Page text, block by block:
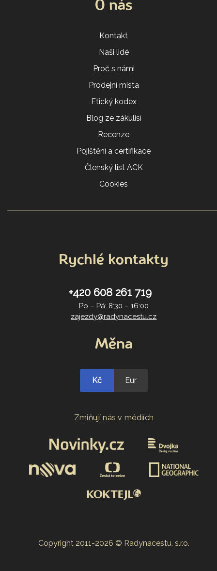
O nás
Kontakt
Naši lidé
Proč s námi
Prodejní místa
Etický kodex
Blog ze zákulisí
Recenze
Pojištění a certifikace
Členský list ACK
Cookies
Rychlé kontakty
+420 608 261 719
Po – Pá: 8:30 – 16:00
zajezdy@radynacestu.cz
Měna
Kč Eur
Zmiňují nás v médiích
Copyright 2011-2026 © Radynacestu, s.r.o.